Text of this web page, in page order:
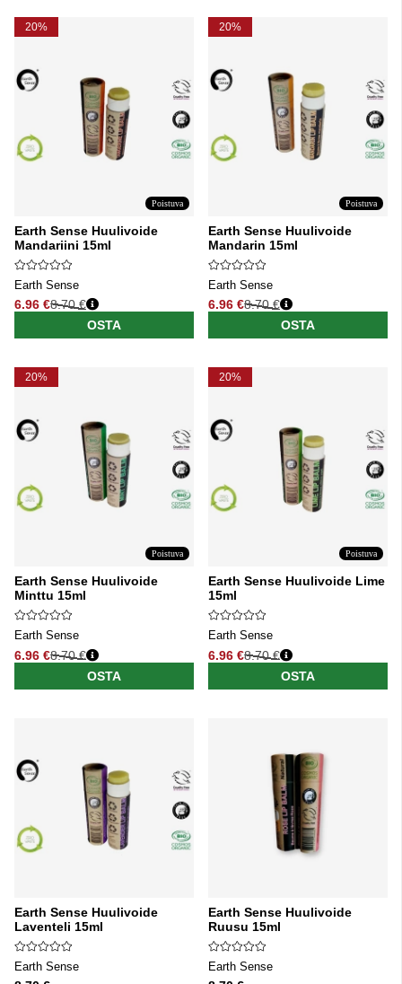
20%
Poistuva
Earth Sense Huulivoide
Mandariini 15ml
Earth Sense
6.96 €
Normaali hinta
8.70 €
OSTA
20%
Poistuva
Earth Sense Huulivoide
Mandarin 15ml
Earth Sense
6.96 €
Normaali hinta
8.70 €
OSTA
20%
Poistuva
Earth Sense Huulivoide
Minttu 15ml
Earth Sense
6.96 €
Normaali hinta
8.70 €
OSTA
20%
Poistuva
Earth Sense Huulivoide Lime
15ml
Earth Sense
6.96 €
Normaali hinta
8.70 €
OSTA
Earth Sense Huulivoide
Laventeli 15ml
Earth Sense
Earth Sense Huulivoide
Ruusu 15ml
Earth Sense